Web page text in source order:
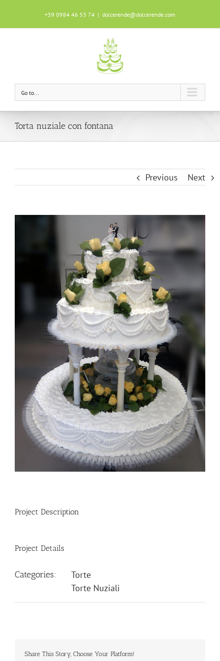
Questo sito utilizza i cookie per garantire
un'ottima esperienza durante la tua
Scopri di più
+39 0984 46 53 74 | dolcerende@dolcerende.com
Go to...
Torta nuziale con fontana
Previous Next
Project Description
Project Details
Categories:
Torte
Torte Nuziali
Share This Story, Choose Your Platform!